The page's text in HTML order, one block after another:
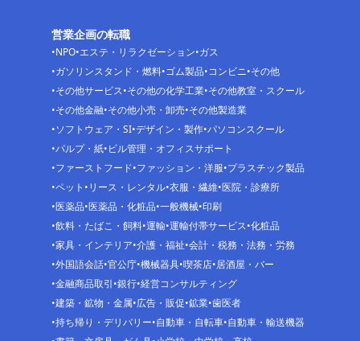
営業企画の転職
NPO エステ・リラクゼーション ガス
ガソリンスタンド・燃料 ゴム製品 コンビニ その他
その他サービス その他の化学工業 その他教室・スクール
その他金融 その他小売・卸売 その他製造業
ソフトウェア・SI デザイン・製作 パソコンスクール
パルプ・紙 ビル管理・オフィスサポート
ファーストフード ファッション・洋服 プラスチック製品
ペット リース・レンタル 衣服・繊維 医院・診療所
医薬品 医薬品・化粧品 一般機械 印刷
飲料・たばこ・飼料 運輸 運輸付帯サービス 化粧品
家具・インテリア 介護・福祉 会計・税務・法務・労務
外国語会話 官公庁 機械器具 喫茶店 居酒屋・バー
金融商品取引 銀行 経営コンサルティング
建築・鉱物・金属 広告・販促 鉱業 歯医者
持ち帰り・デリバリー 自動車・自転車 自動車・輸送機器